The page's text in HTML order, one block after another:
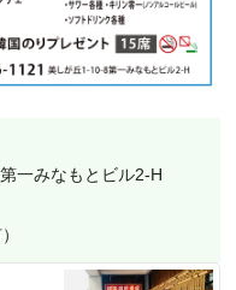
一みなもとビル2-H